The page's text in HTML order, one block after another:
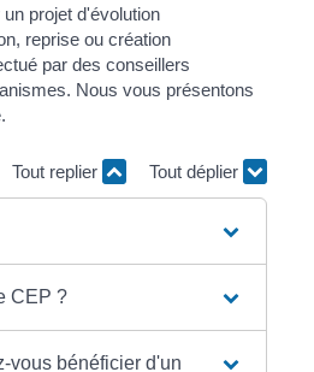
projet d'évolution
reprise ou création
par des conseillers
Nous vous présentons
Tout replier Tout déplier
CEP ?
vous bénéficier d'un